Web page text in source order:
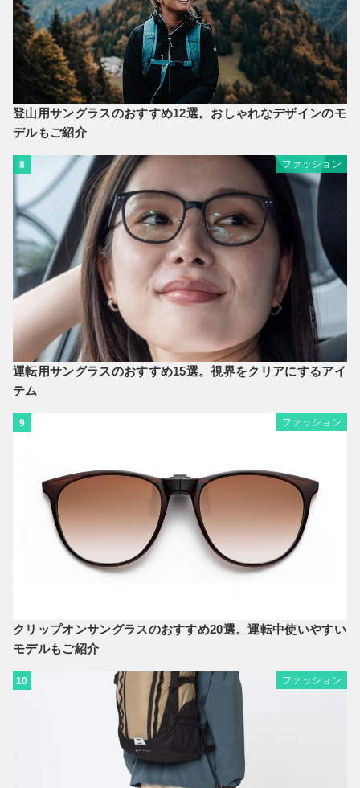
登山用サングラスのおすすめ12選。おしゃれなデザインのモ
デルもご紹介
8 ファッション
運転用サングラスのおすすめ15選。視界をクリアにするアイ
テム
9 ファッション
クリップオンサングラスのおすすめ20選。運転中使いやすい
モデルもご紹介
10 ファッション